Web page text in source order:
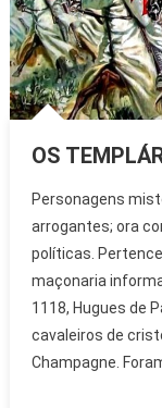
OS
Personagens
arrogantes; ora
políticas.
maçonaria
1118, Hugues de
cavaleiros de
Champagne.